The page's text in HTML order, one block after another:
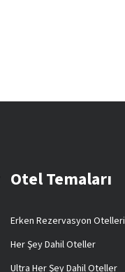
Otel Temaları
Erken Rezervasyon Otelleri
Her Şey Dahil Oteller
Ultra Her Şey Dahil Oteller